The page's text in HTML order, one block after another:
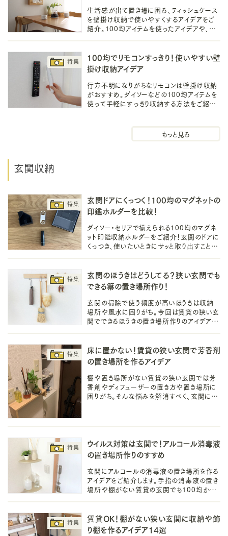
生活感が出て置き場に困る、ティッシュケース
を壁掛け収納で使いやすくするアイデアをご
紹介。100均アイテムを使ったアイデアや、テ
100均でリモコンすっきり！使いやすい壁
掛け収納アイデア
行方不明になりがちなリモコンは壁掛け収納
がおすすめ。ダイソーなどの100均アイテムを
使って手軽にすっきり収納する方法をご紹
リビング収納
玄関収納
玄関ドアにくっつく！100均のマグネットの
印鑑ホルダーを比較！
ダイソー・セリアで揃えられる100均のマグネ
ット印鑑収納ホルダーをご紹介！玄関のドアに
くっつき、使いたいときにサッと取り出すことが
玄関のほうきはどうしてる？狭い玄関でも
できる箒の置き場所作り！
玄関の掃除で使う頻度が高いほうきは収納
場所や風水に困りがち。今回は賃貸の狭い玄
関でできるほうきの置き場所作りのアイデアを
う！
床に置かない！賃貸の狭い玄関で芳香剤
の置き場所を作るアイデア
棚や置き場所がない賃貸の狭い玄関では芳
香剤やディフューザーの置き方や置き場所に
困りがち。そんな悩みを解消すべく、玄関に芳
ウイルス対策は玄関で！アルコール消毒液
の置き場所作りのすすめ
玄関にアルコールの消毒液の置き場所を作る
アイデアをご紹介します。手指の消毒液の置き
場所や棚がない賃貸の玄関でも100均から
賃貸OK！棚がない狭い玄関に収納や飾
り棚を作るアイデア14選